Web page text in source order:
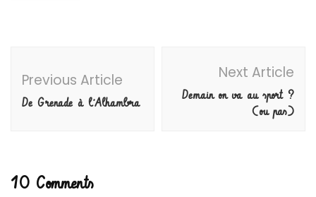
Navigation
Previous Article
De Grenade à l’Alhambra
Next Article
Demain on va au sport ?
(ou pas)
10 Comments